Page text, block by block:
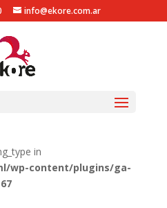
in
wp-content/plugins/ga-
wp-content/plugins/ga-
in
wp-content/plugins/ga-
67
info@ekore.com.ar